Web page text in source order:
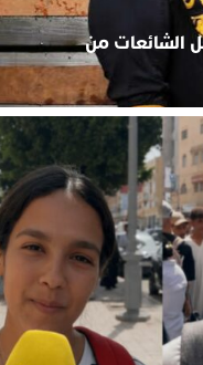
الشائعات من